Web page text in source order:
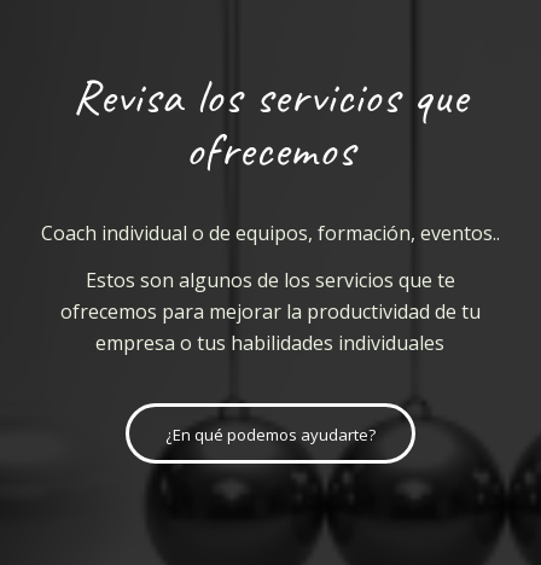
Revisa los servicios que
ofrecemos
Coach individual o de equipos, formación, eventos..
Estos son algunos de los servicios que te
ofrecemos para mejorar la productividad de tu
empresa o tus habilidades individuales
¿En qué podemos ayudarte?